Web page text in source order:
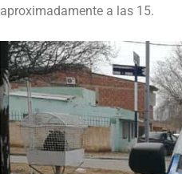
aproximadamente a las 15.